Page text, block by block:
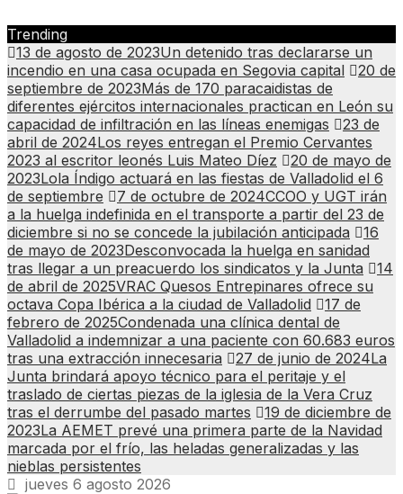
Trending
13 de agosto de 2023Un detenido tras declararse un
incendio en una casa ocupada en Segovia capital
20 de
septiembre de 2023Más de 170 paracaidistas de
diferentes ejércitos internacionales practican en León su
capacidad de infiltración en las líneas enemigas
23 de
abril de 2024Los reyes entregan el Premio Cervantes
2023 al escritor leonés Luis Mateo Díez
20 de mayo de
2023Lola Índigo actuará en las fiestas de Valladolid el 6
de septiembre
7 de octubre de 2024CCOO y UGT irán
a la huelga indefinida en el transporte a partir del 23 de
diciembre si no se concede la jubilación anticipada
16
de mayo de 2023Desconvocada la huelga en sanidad
tras llegar a un preacuerdo los sindicatos y la Junta
14
de abril de 2025VRAC Quesos Entrepinares ofrece su
octava Copa Ibérica a la ciudad de Valladolid
17 de
febrero de 2025Condenada una clínica dental de
Valladolid a indemnizar a una paciente con 60.683 euros
tras una extracción innecesaria
27 de junio de 2024La
Junta brindará apoyo técnico para el peritaje y el
traslado de ciertas piezas de la iglesia de la Vera Cruz
tras el derrumbe del pasado martes
19 de diciembre de
2023La AEMET prevé una primera parte de la Navidad
marcada por el frío, las heladas generalizadas y las
nieblas persistentes
jueves 6 agosto 2026